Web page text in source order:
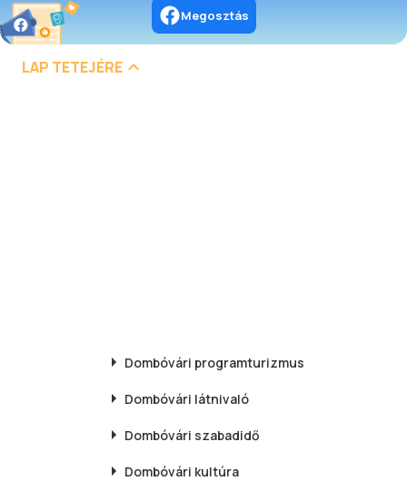
Megosztás
LAP TETEJÉRE
Dombóvári programturizmus
Dombóvári látnivaló
Dombóvári szabadidő
Dombóvári kultúra